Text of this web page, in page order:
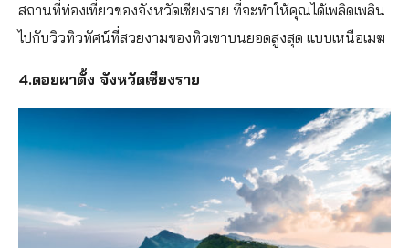
สถานที่ท่องเที่ยวของจังหวัดเชียงราย ที่จะทำให้คุณได้เพลิดเพลิน
ไปกับวิวทิวทัศน์ที่สวยงามของทิวเขาบนยอดสูงสุด แบบเหนือเมฆ
4.ดอยผาตั้ง จังหวัดเชียงราย